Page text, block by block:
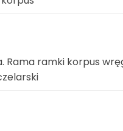
Rama ramki korpus